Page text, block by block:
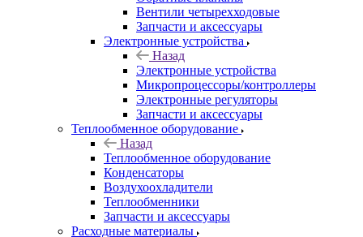
Вентили четырехходовые
Запчасти и аксессуары
Электронные устройства
Назад
Электронные устройства
Микропроцессоры/контроллеры
Электронные регуляторы
Запчасти и аксессуары
Теплообменное оборудование
Назад
Теплообменное оборудование
Конденсаторы
Воздухоохладители
Теплообменники
Запчасти и аксессуары
Расходные материалы